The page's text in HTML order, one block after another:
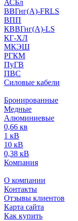
АСБл
ВВГнг(А)-FRLS
ВПП
КВВГнг(А)-LS
КГ-ХЛ
МКЭШ
РГКМ
ПуГВ
ПВС
Силовые кабели
Бронированные
Медные
Алюминиевые
0,66 кв
1 кВ
10 кВ
0,38 кВ
Компания
О компании
Контакты
Отзывы клиентов
Карта сайта
Как купить